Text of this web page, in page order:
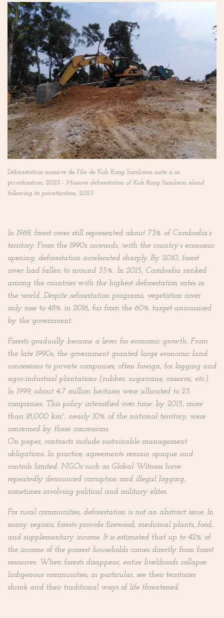
Déforestation massive de l'île de Koh Rong Samloem suite à sa
privatisation, 2023 - Massive deforestation of Koh Rong Samloem island
following its privatization, 2023
In 1969, forest cover still represented about 73% of Cambodia’s
territory. From the 1990s onwards, with the country’s economic
opening, deforestation accelerated sharply. By 2010, forest
cover had fallen to around 35%. In 2015, Cambodia ranked
among the countries with the highest deforestation rates in
the world. Despite reforestation programs, vegetation cover
only rose to 48% in 2016, far from the 60% target announced
by the government.
Forests gradually became a lever for economic growth. From
the late 1990s, the government granted large economic land
concessions to private companies, often foreign, for logging and
agro-industrial plantations (rubber, sugarcane, cassava, etc.).
In 1999, about 4.7 million hectares were allocated to 25
companies. This policy intensified over time: by 2015, more
than 18,000 km², nearly 10% of the national territory, were
concerned by these concessions.
On paper, contracts include sustainable management
obligations. In practice, agreements remain opaque and
controls limited. NGOs such as Global Witness have
repeatedly denounced corruption and illegal logging,
sometimes involving political and military elites.
For rural communities, deforestation is not an abstract issue. In
many regions, forests provide firewood, medicinal plants, food,
and supplementary income. It is estimated that up to 42% of
the income of the poorest households comes directly from forest
resources. When forests disappear, entire livelihoods collapse.
Indigenous communities, in particular, see their territories
shrink and their traditional ways of life threatened.